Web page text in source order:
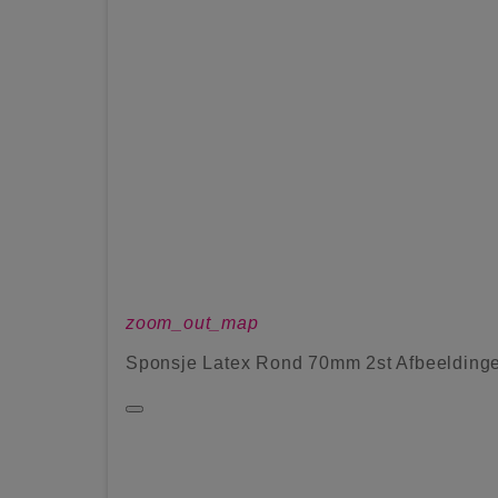
zoom_out_map
Sponsje Latex Rond 70mm 2st